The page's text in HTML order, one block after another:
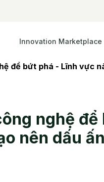
Innovation Marketplace
để bứt phá - Lĩnh vực
nghệ
nên dấu